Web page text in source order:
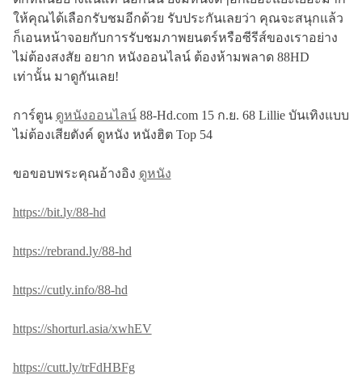
ให้คุณได้เลือกรับชมอีกด้วย รับประกันเลยว่า คุณจะสนุกแล้ว
ก็เอนหน้าจอยกับการรับชมภาพยนตร์หรือซีรีส์ของเราอย่าง
ไม่ต้องสงสัย อยาก หนังออนไลน์ ต้องห้ามพลาด 88HD
เท่านั้น มาดูกันเลย!
การ์ตูน ดูหนังออนไลน์88-Hd.com 15 ก.ย. 68 Lillie บันเทิงแบบ
ไม่ต้องเสียตังค์ ดูหนัง หนังฮิต Top 54
ขอขอบพระคุณอ้างอิง ดูหนัง
https://bit.ly/88-hd
https://rebrand.ly/88-hd
https://cutly.info/88-hd
https://shorturl.asia/xwhEV
https://cutt.ly/trFdHBFg